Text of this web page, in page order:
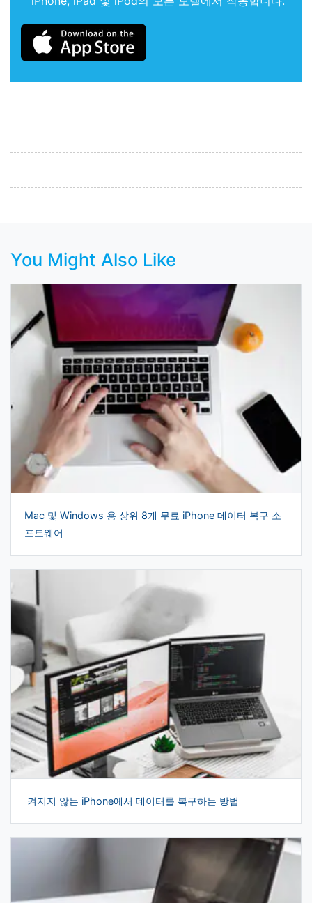
You Might Also Like
Mac 및 Windows 용 상위 8개 무료 iPhone 데이터 복구 소
프트웨어
켜지지 않는 iPhone에서 데이터를 복구하는 방법